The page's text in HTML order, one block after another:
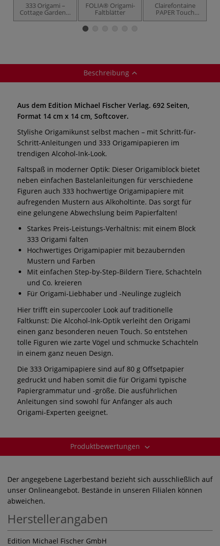
333 Origami –
Cottage Garden –
Wunderschöne
FOLIA® Origami-
Faltblätter
Clairefontaine
PAPER Touch
Origamipapier
Beschreibung
Aus dem Edition Michael Fischer Verlag. 692 Seiten,
Format 14 cm x 14 cm, Softcover.
Stylishe Origamikunst selbst machen – mit Schritt-für-
Schritt-Anleitungen und 333 Origamipapieren im
trendigen Alcohol-Ink-Look.
Faltspaß in moderner Optik: Dieser Origamiblock bietet
neben einfachen Bastelanleitungen für verschiedene
Figuren auch 333 hochwertige Origamipapiere mit
aufregenden Mustern aus Alkoholtinte. Das sorgt für
eine gelungene Abwechslung beim Papierfalten!
Starkes Preis-Leistungs-Verhältnis: mit einem Block
333 Origami falten
Hochwertiges Origamipapier mit bezaubernden
Mustern und Farben
Mit einfachen Step-by-Step-Bildern Tiere, Schachteln
und Co. kreieren
Für Origami-Liebhaber und -Neulinge zugleich
Hier trifft ein supercooler Look auf traditionelle
Faltkunst: Die Alcohol-Ink-Optik verleiht den Origami
einen ganz besonderen neuen Touch. So entstehen
tolle Figuren wie zarte Vögel und schmucke Schachteln
in einem ganz neuen Design.
Die 333 Origamipapiere sind auf 80 g Offsetpapier
gedruckt und haben somit die für Origami typische
Papiergrammatur und -größe. Die ausführlichen
Anleitungen sind sowohl für Anfänger als auch
Origami-Experten geeignet.
Produktbewertungen
Der angegebene Lagerbestand bezieht sich ausschließlich auf
unser Onlineangebot. Bestände in unseren Filialen können
abweichen.
Herstellerangaben
Edition Michael Fischer GmbH